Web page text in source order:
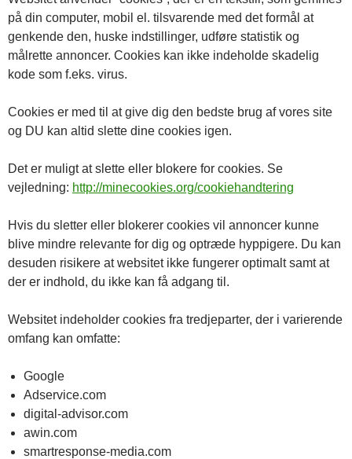
på din computer, mobil el. tilsvarende med det formål at
genkende den, huske indstillinger, udføre statistik og
målrette annoncer. Cookies kan ikke indeholde skadelig
kode som f.eks. virus.
Cookies er med til at give dig den bedste brug af vores site
og DU kan altid slette dine cookies igen.
Det er muligt at slette eller blokere for cookies. Se
vejledning: http://minecookies.org/cookiehandtering
Hvis du sletter eller blokerer cookies vil annoncer kunne
blive mindre relevante for dig og optræde hyppigere. Du kan
desuden risikere at websitet ikke fungerer optimalt samt at
der er indhold, du ikke kan få adgang til.
Websitet indeholder cookies fra tredjeparter, der i varierende
omfang kan omfatte:
Google
Adservice.com
digital-advisor.com
awin.com
smartresponse-media.com